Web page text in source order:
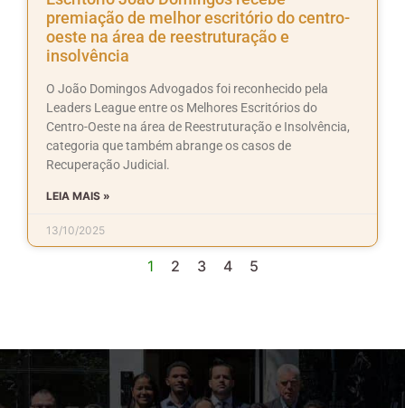
premiação de melhor escritório do centro-
oeste na área de reestruturação e
insolvência
O João Domingos Advogados foi reconhecido pela
Leaders League entre os Melhores Escritórios do
Centro-Oeste na área de Reestruturação e Insolvência,
categoria que também abrange os casos de
Recuperação Judicial.
LEIA MAIS »
13/10/2025
1 2 3 4 5